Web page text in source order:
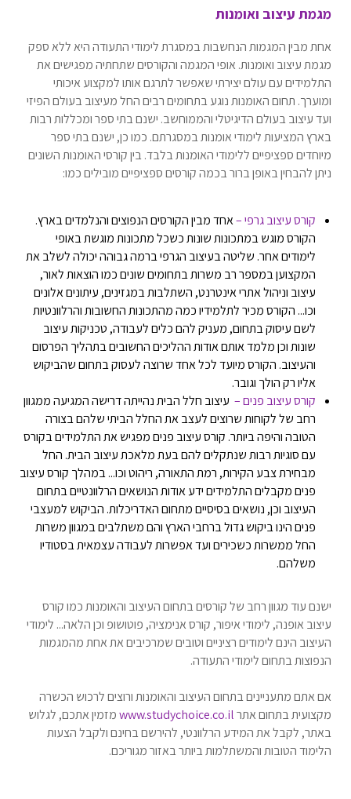
מגמת עיצוב ואומנות
אחת מבין המגמות הנחשבות במסגרת לימודי התעודה היא ללא ספק
מגמת עיצוב ואומנות. אופי המגמה והקורסים שתחתיה מפגישים את
התלמידים עם עולם יצירתי שאפשר לתרגם אותו למקצוע איכותי
ומוערך. תחום האומנות נוגע בתחומים רבים החל מעיצוב בעולם הפיזי
ועד עיצוב בעולם הדיגיטלי והממוחשב. ישנם בתי ספר ומכללות רבות
בארץ המציעות לימודי אומנות במסגרתם. כמו כן, ישנם בתי ספר
מיוחדים ספציפיים ללימודי האומנות בלבד. בין קורסי האומנות השונים
ניתן להבחין באופן ברור בכמה קורסים ספציפיים מובילים כמו:
קורס עיצוב גרפי –אחד מבין הקורסים הנפוצים והנלמדים בארץ.
הקורס מוגש במתכונות שונות כשכל מתכונות מוגשת באופי
לימודים אחר. שליטה בעיצוב הגרפי ברמה גבוהה יכולה לשלב את
המקצוען במספר רב משרות בתחומים שונים כמו הוצאות לאור,
עיצוב וניהול אתרי אינטרנט, השתלבות במגזינים, עיתונים אלונים
וכו... הקורס מכיר לתלמידיו כמה מהתכונות החשובות והרלוונטיות
לשם עיסוק בתחום, מעניק להם כלים לעבודה, טכניקות עיצוב
שונות וכן מלמד אותם אודות ההליכים החשובים בתהליך הפרסום
והעיצוב. הקורס מיועד לכל אחד שרוצה לעסוק בתחום שהביקוש
אליו רק הולך וגובר.
קורס עיצוב פנים – עיצוב חלל הבית נהייתה דרישה המגיעה ממגוון
רחב של לקוחות שרוצים לעצב את החלל הביתי שלהם בצורה
הטובה והיפה ביותר. קורס עיצוב פנים מפגיש את התלמידים בקורס
עם סוגיות רבות שנתקלים להם בעת מלאכת עיצוב הבית. החל
מבחירת צבע הקירות, רמת התאורה, ריהוט וכו... במהלך קורס עיצוב
פנים מקבלים התלמידים ידע אודות הנושאים הרלוונטיים בתחום
העיצוב וכן, נושאים בסיסיים מתחום האדריכלות. הביקוש למעצבי
פנים הינו ביקוש גדול ברחבי הארץ והם משתלבים במגוון משרות
החל ממשרות כשכירים ועד אפשרות לעבודה עצמאית בסטודיו
משלהם.
ישנם עוד מגוון רחב של קורסים בתחום העיצוב והאומנות כמו קורס
עיצוב אופנה, לימודי איפור, קורס אנימציה, פוטושופ וכן הלאה... לימודי
העיצוב הינם לימודים רציניים וטובים שמרכיבים את אחת מהמגמות
הנפוצות בתחום לימודי התעודה.
אם אתם מתעניינים בתחום העיצוב והאומנות ורוצים לרכוש הכשרה
מקצועית בתחום אתרwww.studychoice.co.ilמזמין אתכם, לגלוש
באתר, לקבל את המידע הרלוונטי, להירשם בחינם ולקבל הצעות
הלימוד הטובות והמשתלמות ביותר באזור מגוריכם.